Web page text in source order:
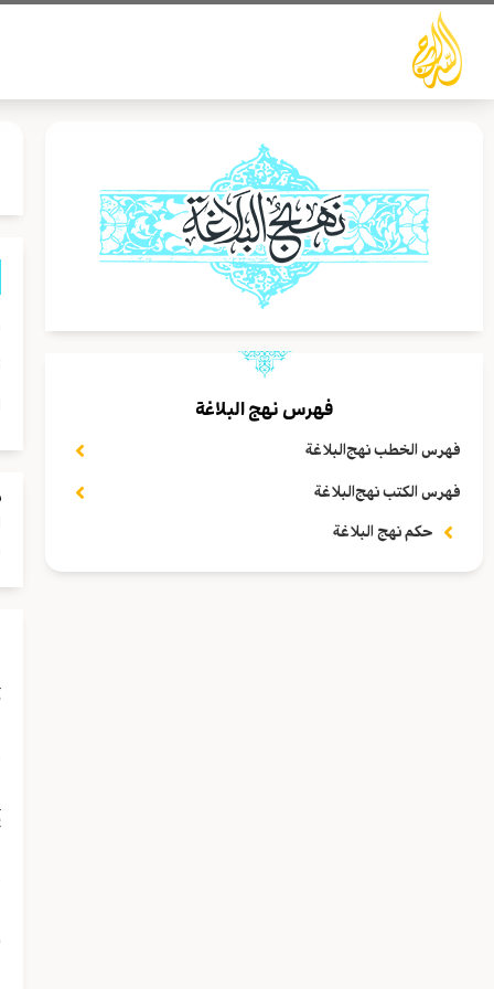
تخطي
المحتوى
فهرس نهج البلاغة
فهرس الخطب نهج‌البلاغة
فهرس الكتب نهج‌البلاغة
حكم نهج البلاغة